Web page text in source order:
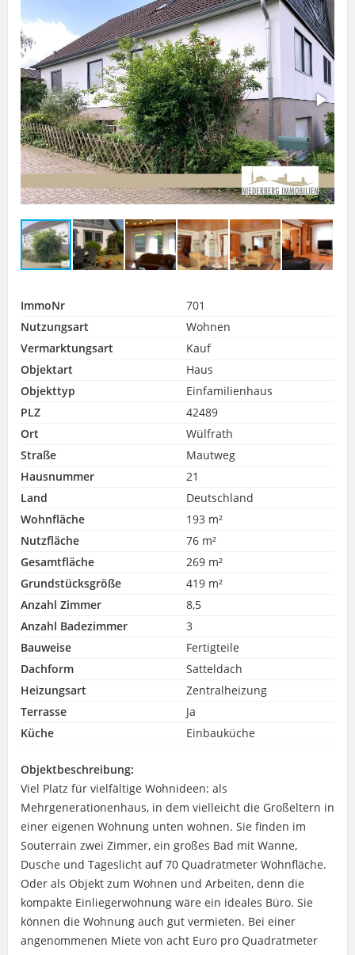
ImmoNr
701
Nutzungsart
Wohnen
Vermarktungsart
Kauf
Objektart
Haus
Objekttyp
Einfamilienhaus
PLZ
42489
Ort
Wülfrath
Straße
Mautweg
Hausnummer
21
Land
Deutschland
Wohnfläche
193 m²
Nutzfläche
76 m²
Gesamtfläche
269 m²
Grundstücksgröße
419 m²
Anzahl Zimmer
8,5
Anzahl Badezimmer
3
Bauweise
Fertigteile
Dachform
Satteldach
Heizungsart
Zentralheizung
Terrasse
Ja
Küche
Einbauküche
Objektbeschreibung:
Viel Platz für vielfältige Wohnideen: als
Mehrgenerationenhaus, in dem vielleicht die Großeltern in
einer eigenen Wohnung unten wohnen. Sie finden im
Souterrain zwei Zimmer, ein großes Bad mit Wanne,
Dusche und Tageslicht auf 70 Quadratmeter Wohnfläche.
Oder als Objekt zum Wohnen und Arbeiten, denn die
kompakte Einliegerwohnung wäre ein ideales Büro. Sie
können die Wohnung auch gut vermieten. Bei einer
angenommenen Miete von acht Euro pro Quadratmeter